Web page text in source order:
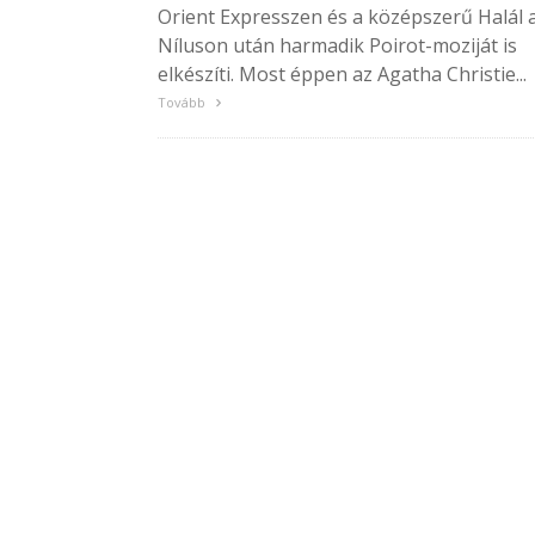
Orient Expresszen és a középszerű Halál
Níluson után harmadik Poirot-moziját is
elkészíti. Most éppen az Agatha Christie...
Tovább